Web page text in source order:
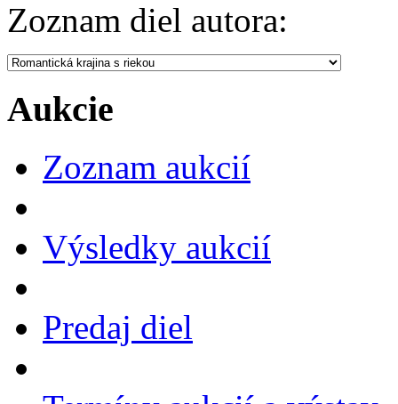
Zoznam diel autora:
Aukcie
Zoznam aukcií
Výsledky aukcií
Predaj diel